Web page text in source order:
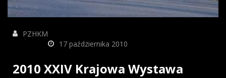
PZHKM
17 października 2010
2010 XXIV Krajowa Wystawa